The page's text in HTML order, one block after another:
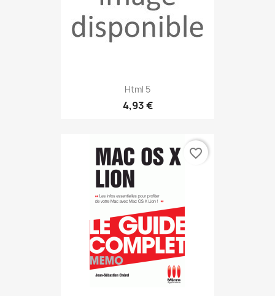
Html 5
4,93 €
favorite_border